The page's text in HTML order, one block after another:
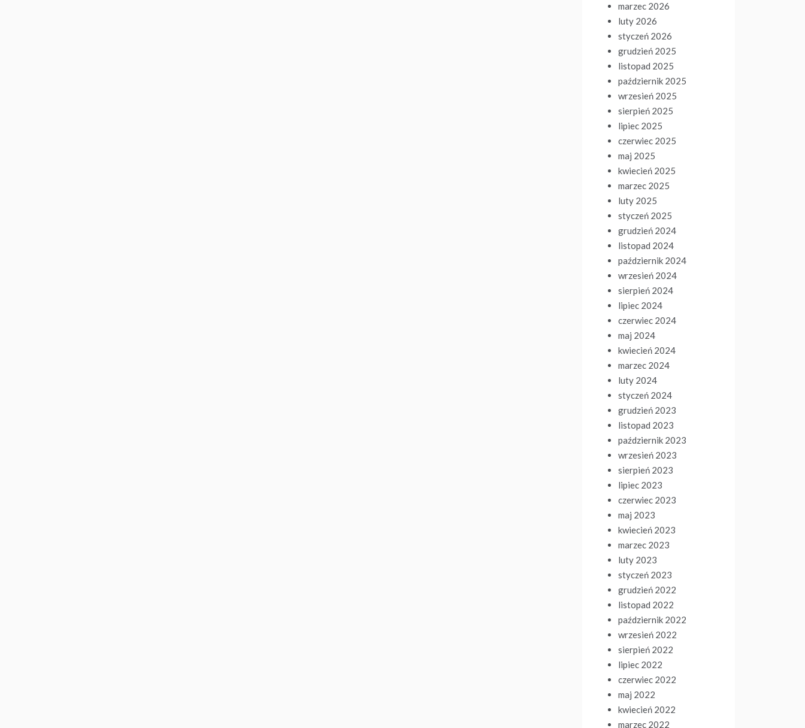
marzec 2026
luty 2026
styczeń 2026
grudzień 2025
listopad 2025
październik 2025
wrzesień 2025
sierpień 2025
lipiec 2025
czerwiec 2025
maj 2025
kwiecień 2025
marzec 2025
luty 2025
styczeń 2025
grudzień 2024
listopad 2024
październik 2024
wrzesień 2024
sierpień 2024
lipiec 2024
czerwiec 2024
maj 2024
kwiecień 2024
marzec 2024
luty 2024
styczeń 2024
grudzień 2023
listopad 2023
październik 2023
wrzesień 2023
sierpień 2023
lipiec 2023
czerwiec 2023
maj 2023
kwiecień 2023
marzec 2023
luty 2023
styczeń 2023
grudzień 2022
listopad 2022
październik 2022
wrzesień 2022
sierpień 2022
lipiec 2022
czerwiec 2022
maj 2022
kwiecień 2022
marzec 2022